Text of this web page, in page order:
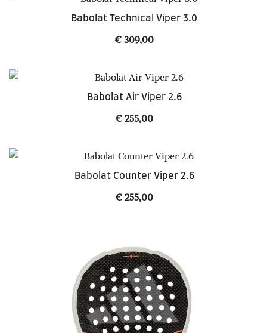
Babolat Technical Viper 3.0
€ 309,00
Babolat Air Viper 2.6
€ 255,00
Babolat Counter Viper 2.6
€ 255,00